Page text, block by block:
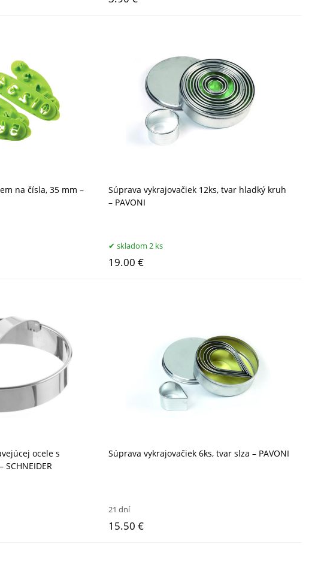
na čísla, 35 mm –
Súprava vykrajovačiek 12ks, tvar hladký kruh
– PAVONI
skladom 2 ks
19.00 €
ocele s
Súprava vykrajovačiek 6ks, tvar slza – PAVONI
21 dní
15.50 €